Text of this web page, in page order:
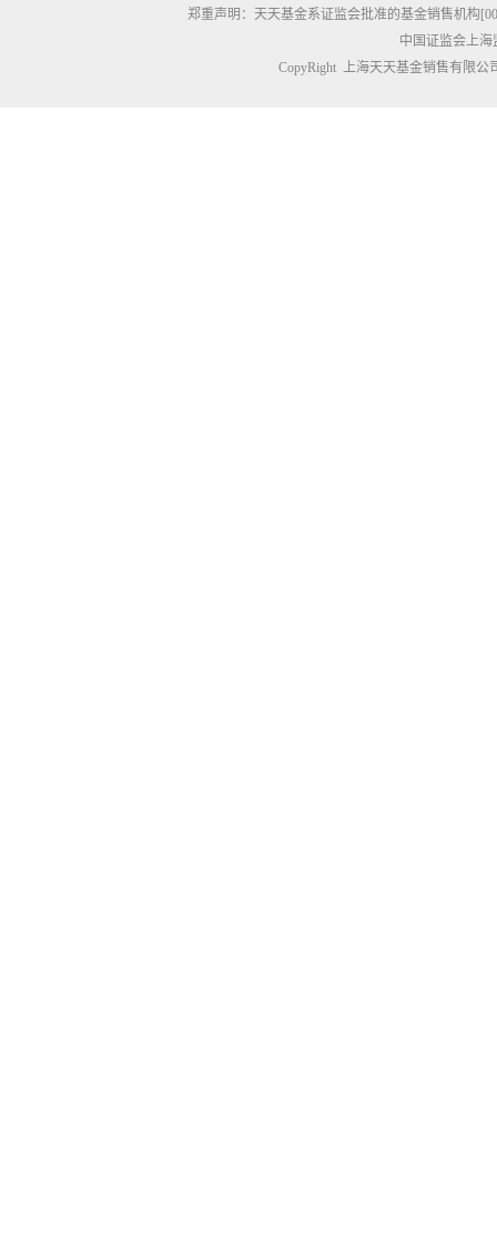
郑重声明： 天天基金系证监会批准的基金销售机构
中国证监会上
CopyRight 上海天天基金销售有限